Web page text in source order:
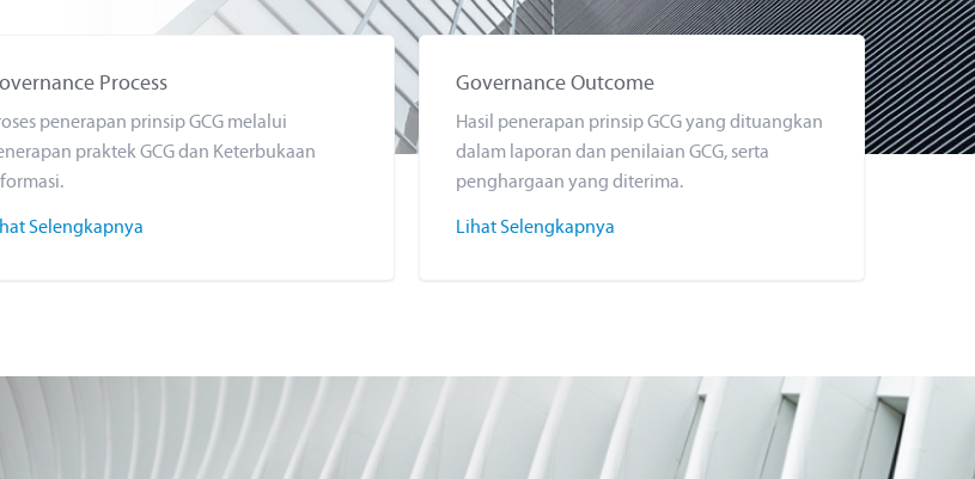
Process
penerapan prinsip GCG melalui
praktek GCG dan Keterbukaan
Selengkapnya
Governance Outcome
Hasil penerapan prinsip GCG yang dituangkan
dalam laporan dan penilaian GCG, serta
penghargaan yang diterima.
Lihat Selengkapnya